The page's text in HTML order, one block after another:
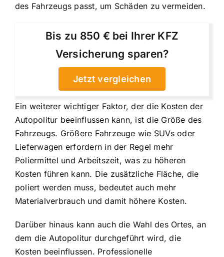
des Fahrzeugs passt, um Schäden zu vermeiden.
Bis zu 850 € bei Ihrer KFZ
Versicherung sparen?
Jetzt vergleichen
Ein weiterer wichtiger Faktor, der die Kosten der
Autopolitur beeinflussen kann, ist die Größe des
Fahrzeugs. Größere Fahrzeuge wie SUVs oder
Lieferwagen erfordern in der Regel mehr
Poliermittel und Arbeitszeit, was zu höheren
Kosten führen kann. Die zusätzliche Fläche, die
poliert werden muss, bedeutet auch mehr
Materialverbrauch und damit höhere Kosten.
Darüber hinaus kann auch die Wahl des Ortes, an
dem die Autopolitur durchgeführt wird, die
Kosten beeinflussen. Professionelle